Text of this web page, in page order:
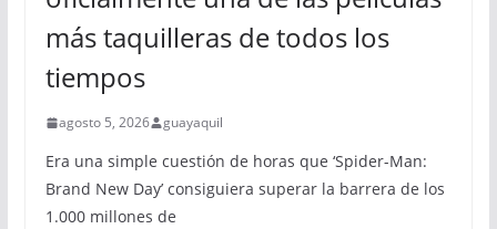
más taquilleras de todos los
tiempos
agosto 5, 2026 guayaquil
Era una simple cuestión de horas que ‘Spider-Man:
Brand New Day’ consiguiera superar la barrera de los
1.000 millones de